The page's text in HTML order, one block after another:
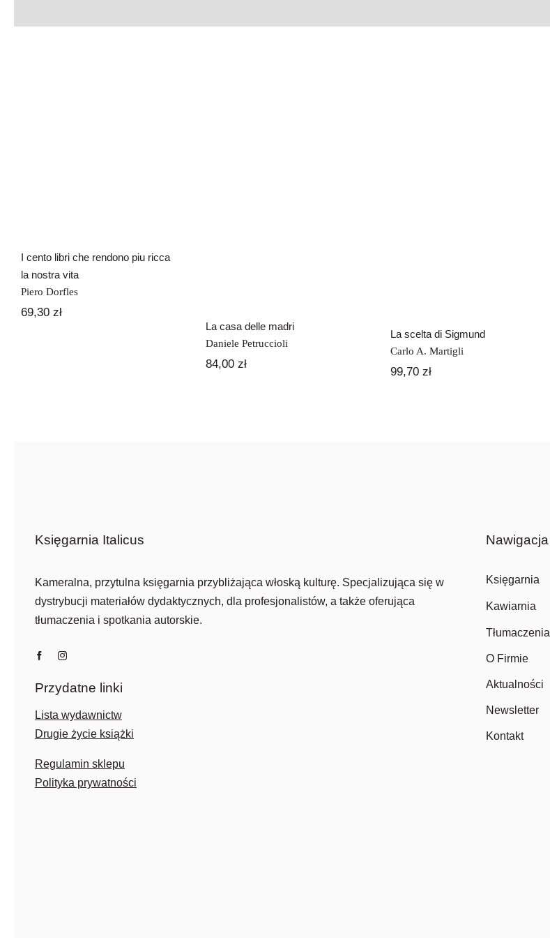
I cento libri che rendono piu ricca
la nostra vita
Piero Dorfles
69,30 zł
La casa delle madri
Daniele Petruccioli
84,00 zł
La scelta di Sigmund
Carlo A. Martigli
99,70 zł
Księgarnia Italicus
Kameralna, przytulna księgarnia przybliżająca włoską kulturę. Specjalizująca się w
dystrybucji materiałów dydaktycznych, dla profesjonalistów, a także oferująca
tłumaczenia i spotkania autorskie.
Przydatne linki
Lista wydawnictw
Drugie życie książki
Regulamin sklepu
Polityka prywatności
Nawigacja
Księgarnia
Kawiarnia
Tłumaczenia
O Firmie
Aktualności
Newsletter
Kontakt